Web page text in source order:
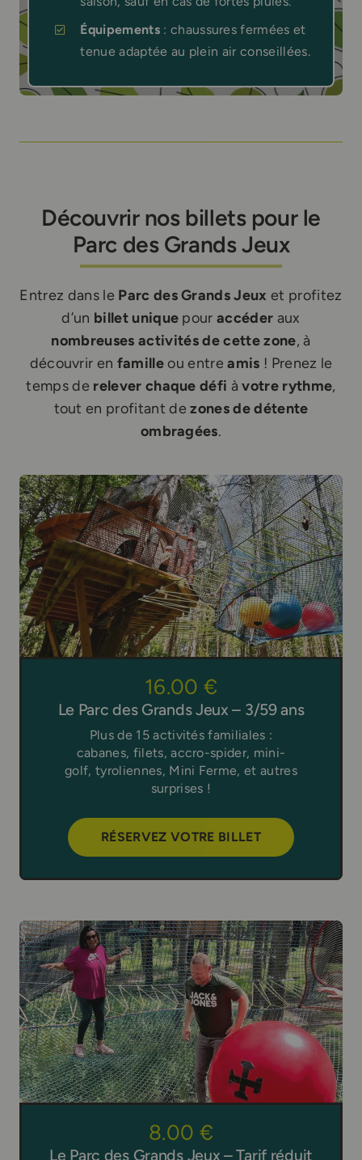
Équipements: chaussures fermées et
tenue adaptée au plein air conseillées.
Découvrir nos billets pour le
Parc des Grands Jeux
Entrez dans le Parc des Grands Jeux et profitez
d’un billet unique pouraccéder aux
nombreuses activités de cette zone, à
découvrir en familleou entreamis ! Prenez le
temps de relever chaque défi àvotre rythme,
tout en profitant dezones de détente
ombragées.
16.00 €
Le Parc des Grands Jeux – 3/59 ans
Plus de 15 activités familiales :
cabanes, filets, accro-spider, mini-
golf, tyroliennes, Mini Ferme, et autres
surprises !
RÉSERVEZ VOTRE BILLET
8.00 €
Le Parc des Grands Jeux – Tarif réduit